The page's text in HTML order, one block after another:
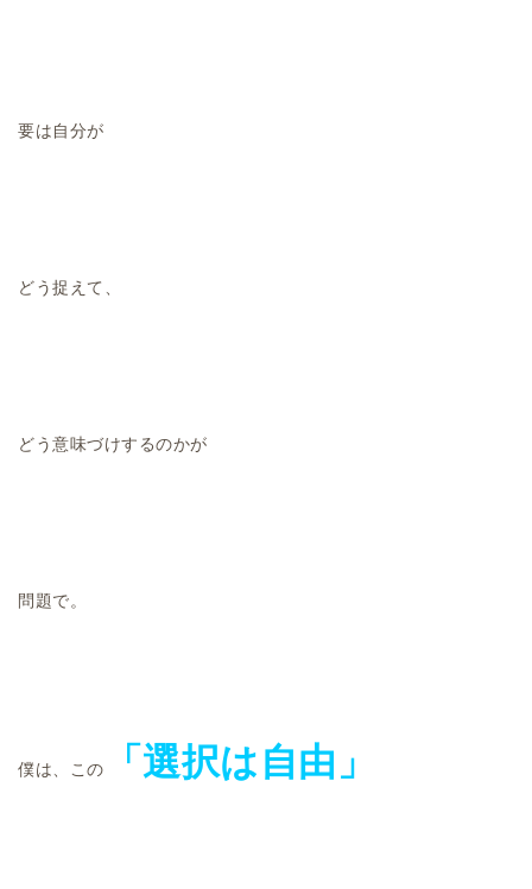
要は自分が
どう捉えて、
どう意味づけするのかが
問題で。
僕は、この 「選択は自由」